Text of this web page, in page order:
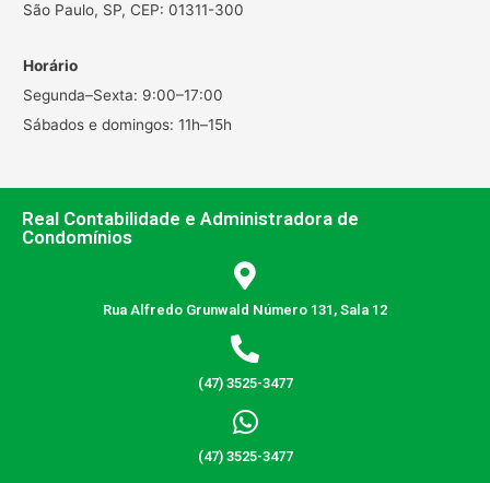
São Paulo, SP, CEP: 01311-300
Horário
Segunda–Sexta: 9:00–17:00
Sábados e domingos: 11h–15h
Real Contabilidade e Administradora de
Condomínios
Rua Alfredo Grunwald Número 131, Sala 12
(47) 3525-3477
(47) 3525-3477